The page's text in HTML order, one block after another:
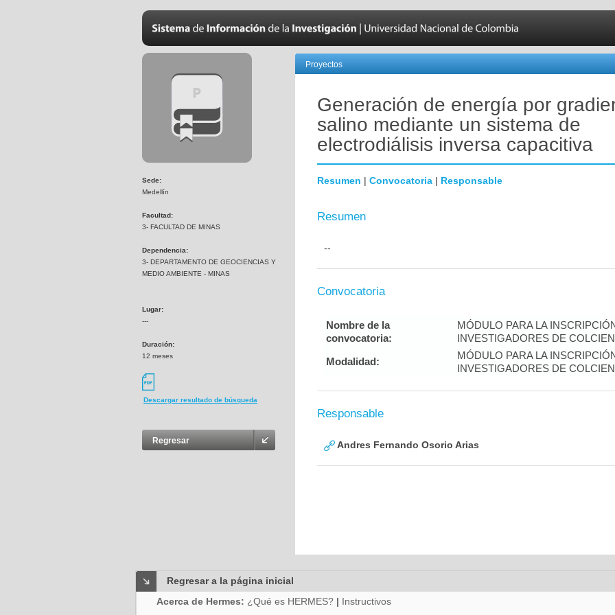
Sede:
Medellín
Facultad:
3- FACULTAD DE MINAS
Dependencia:
3- DEPARTAMENTO DE GEOCIENCIAS Y
MEDIO AMBIENTE - MINAS
Lugar:
---
Duración:
12 meses
Descargar resultado de búsqueda
Regresar
Proyectos
Generación de energía por
salino mediante un sistema de
electrodiálisis inversa capacitiva
Resumen | Convocatoria | Responsable
Resumen
--
Convocatoria
Nombre de la
convocatoria:
MÓDULO PARA LA
INVESTIGADORES DE
Modalidad:
MÓDULO PARA LA
INVESTIGADORES DE
Responsable
Andres Fernando Osorio Arias
Regresar a la página inicial
Acerca de Hermes: ¿Qué es HERMES? | Instructivos